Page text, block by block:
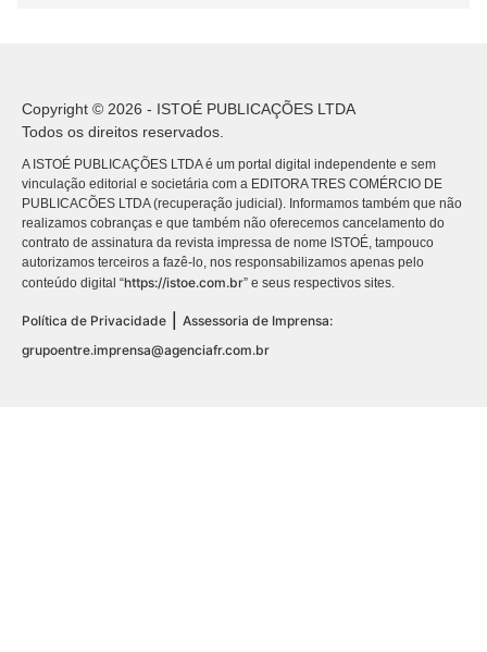
Copyright © 2026 - ISTOÉ PUBLICAÇÕES LTDA
Todos os direitos reservados.
A ISTOÉ PUBLICAÇÕES LTDA é um portal digital independente e sem
vinculação editorial e societária com a EDITORA TRES COMÉRCIO DE
PUBLICACÕES LTDA (recuperação judicial). Informamos também que não
realizamos cobranças e que também não oferecemos cancelamento do
contrato de assinatura da revista impressa de nome ISTOÉ, tampouco
autorizamos terceiros a fazê-lo, nos responsabilizamos apenas pelo
conteúdo digital “https://istoe.com.br” e seus respectivos sites.
Política de Privacidade
Assessoria de Imprensa:
grupoentre.imprensa@agenciafr.com.br